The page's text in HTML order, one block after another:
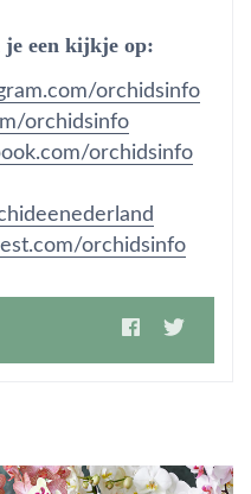
je een kijkje op:
orchidsinfo
orchidsinfo
orchidsinfo
orchidsinfo